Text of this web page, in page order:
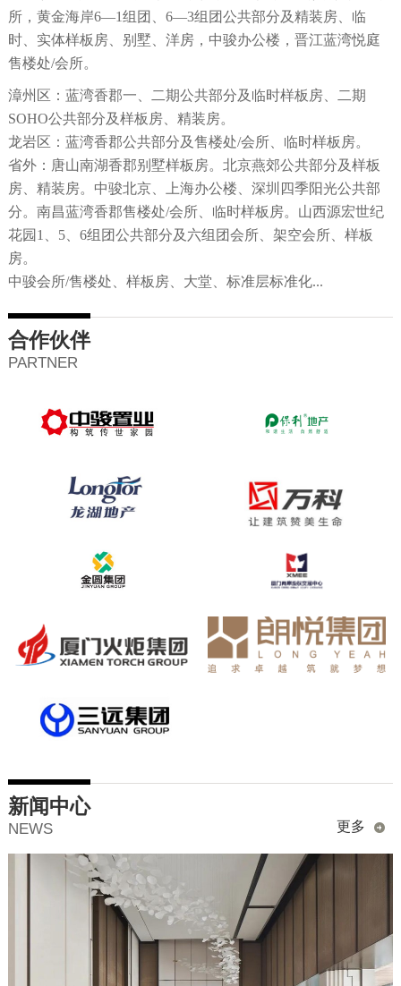
所，黄金海岸6—1组团、6—3组团公共部分及精装房、临
时、实体样板房、别墅、洋房，中骏办公楼，晋江蓝湾悦庭
售楼处/会所。
漳州区：蓝湾香郡一、二期公共部分及临时样板房、二期
SOHO公共部分及样板房、精装房。
龙岩区：蓝湾香郡公共部分及售楼处/会所、临时样板房。
省外：唐山南湖香郡别墅样板房。北京燕郊公共部分及样板
房、精装房。中骏北京、上海办公楼、深圳四季阳光公共部
分。南昌蓝湾香郡售楼处/会所、临时样板房。山西源宏世纪
花园1、5、6组团公共部分及六组团会所、架空会所、样板
房。
中骏会所/售楼处、样板房、大堂、标准层标准化...
合作伙伴
PARTNER
新闻中心
NEWS 更多